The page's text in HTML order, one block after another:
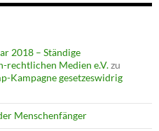
2018 – Ständige
rechtlichen Medien e.V.zu
Kampagne gesetzeswidrig
Menschenfänger